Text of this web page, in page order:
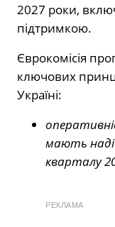
2027 роки,
підтримкою.
Єврокомісія
ключових
Україні:
мають
кварталу
РЕКЛАМА